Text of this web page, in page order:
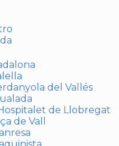
del Vallés
de Llobregat
de Vall